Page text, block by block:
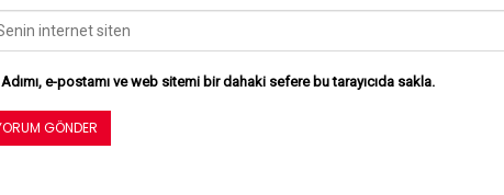
Adımı, e-postamı ve web sitemi bir dahaki sefere bu tarayıcıda sakla.